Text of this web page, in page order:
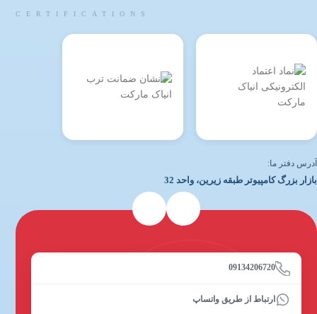
CERTIFICATIONS
آدرس دفتر ما:
بازار بزرگ کامپیوتر طبقه زیرین، واحد 32
09134206720
ارتباط از طریق واتساپ